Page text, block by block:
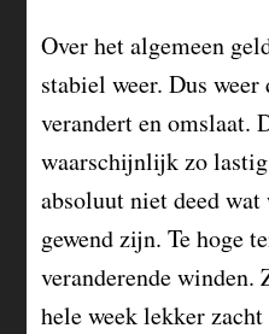
Over het algemeen
stabiel weer. Dus
verandert en omslaat.
waarschijnlijk zo
absoluut niet deed
gewend zijn. Te hoge
veranderende
hele week lekker